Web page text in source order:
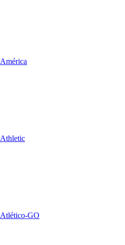
América
Athletic
Atlético-GO